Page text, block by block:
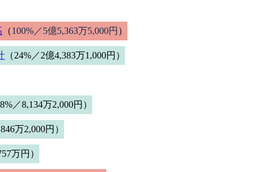
（100%／5億5,363万5,000円 ）
（24%／2億4,383万1,000円）
8%／8,134万2,000円）
万2,000円）
万円）